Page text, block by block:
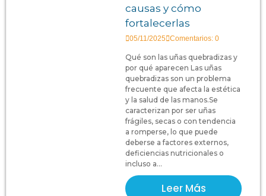
causas y cómo
fortalecerlas
05/11/2025 Comentarios: 0
Qué son las uñas quebradizas y
por qué aparecen Las uñas
quebradizas son un problema
frecuente que afecta la estética
y la salud de las manos.Se
caracterizan por ser uñas
frágiles, secas o con tendencia
a romperse, lo que puede
deberse a factores externos,
deficiencias nutricionales o
incluso a...
Leer Más